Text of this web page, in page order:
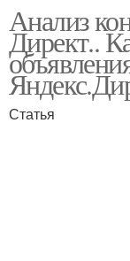
Анализ
Директ..
Статья